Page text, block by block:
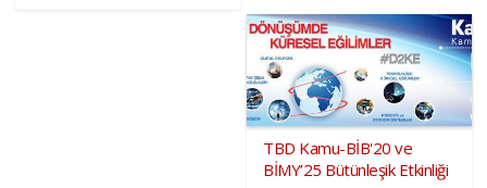
TBD Kamu-BİB'20 ve
BİMY’25 Bütünleşik Etkinliği